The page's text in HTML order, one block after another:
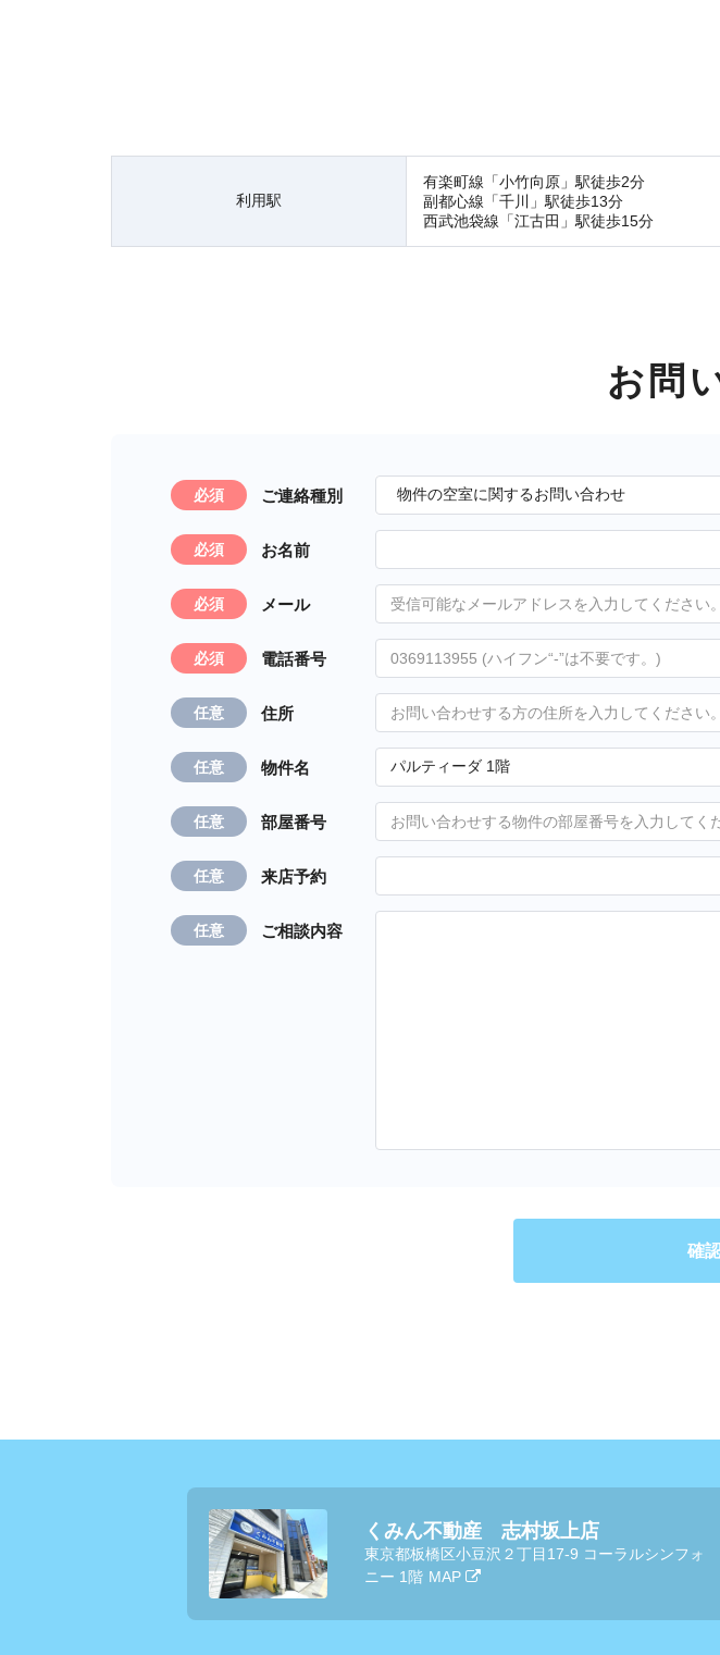
利用駅
有楽町線「小竹向原」駅徒歩2分
副都心線「千川」駅徒歩13分
西武池袋線「江古田」駅徒歩15分
お問
必須 ご連絡種別
必須 お名前
必須 メール
必須 電話番号
任意 住所
任意 物件名
任意 部屋番号
任意 来店予約
任意 ご相談内容
くみん不動産 志村坂上店
東京都板橋区小豆沢２丁目17-9 コーラルシンフォ
ニー 1階 MAP